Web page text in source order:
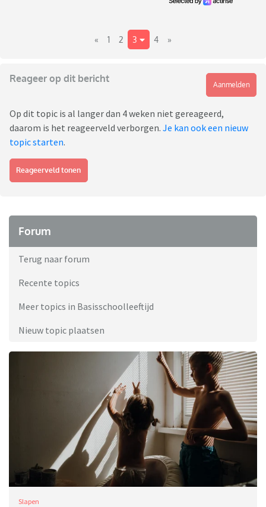
« 1 2 3 4 »
Reageer op dit bericht
Aanmelden
Op dit topic is al langer dan 4 weken niet gereageerd,
daarom is het reageerveld verborgen. Je kan ook een nieuw
topic starten.
Reageerveld tonen
Forum
Terug naar forum
Recente topics
Meer topics in Basisschoolleeftijd
Nieuw topic plaatsen
Slapen